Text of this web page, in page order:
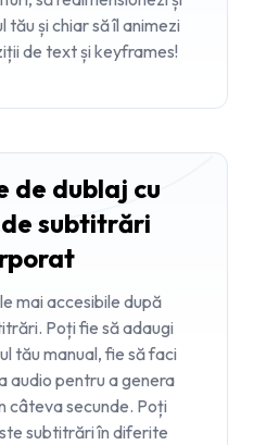
și chiar să îl animezi
de text și keyframes!
de dublaj cu
subtitrări
mai accesibile după
Poți fie să adaugi
tău manual, fie să faci
audio pentru a genera
câteva secunde. Poți
subtitrări în diferite